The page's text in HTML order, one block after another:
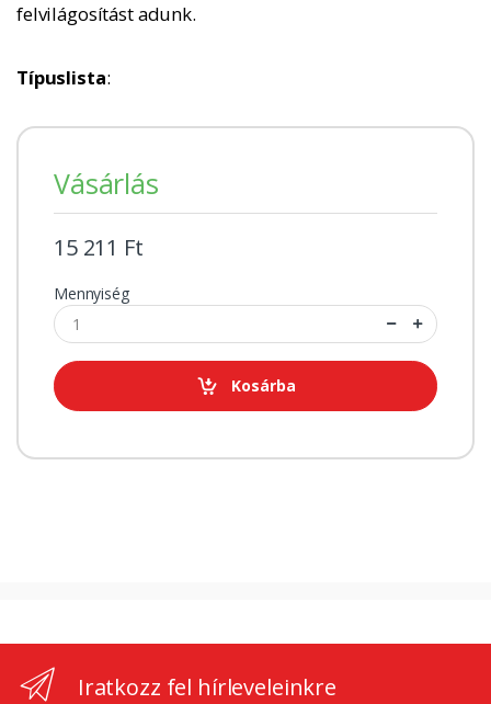
felvilágosítást adunk.
Típuslista:
Vásárlás
15 211 Ft
Mennyiség
Kosárba
Iratkozz fel hírleveleinkre